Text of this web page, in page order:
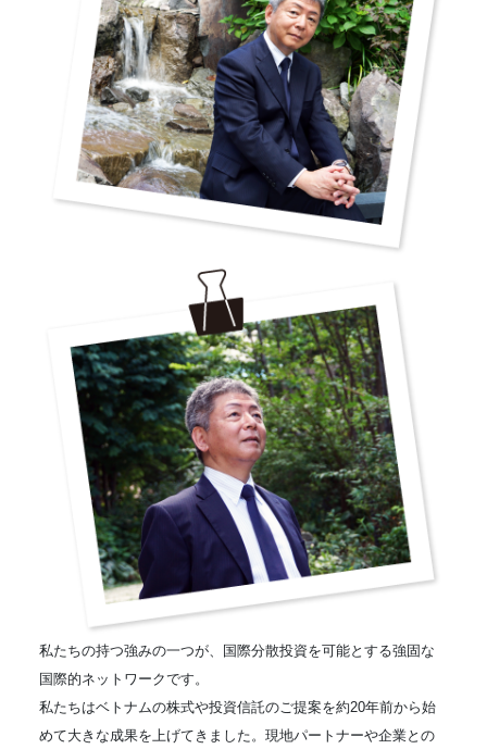
私たちの持つ強みの一つが、国際分散投資を可能とする強固な
国際的ネットワークです。
私たちはベトナムの株式や投資信託のご提案を約20年前から始
めて大きな成果を上げてきました。現地パートナーや企業との